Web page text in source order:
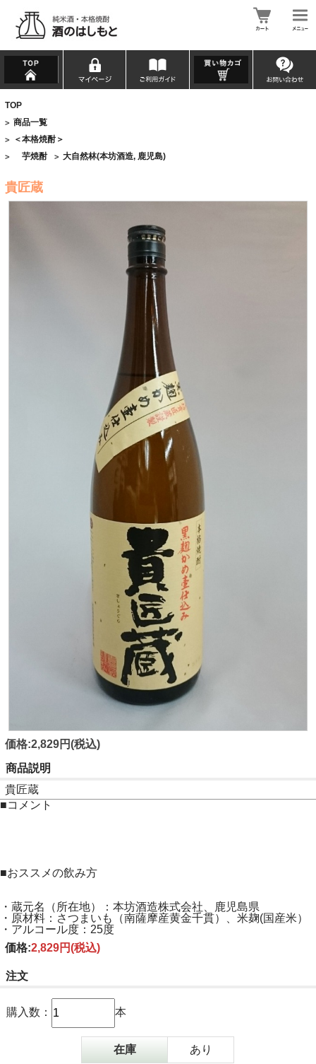
TOP
> 商品一覧
> ＜本格焼酎＞
> 芋焼酎 > 大自然林(本坊酒造, 鹿児島)
貴匠蔵
価格:2,829円(税込)
商品説明
貴匠蔵
■コメント
■おススメの飲み方
・蔵元名（所在地）：本坊酒造株式会社、鹿児島県
・原材料：さつまいも（南薩摩産黄金千貫）、米麹(国産米）
・アルコール度：25度
価格:2,829円(税込)
注文
購入数： 本
在庫 あり